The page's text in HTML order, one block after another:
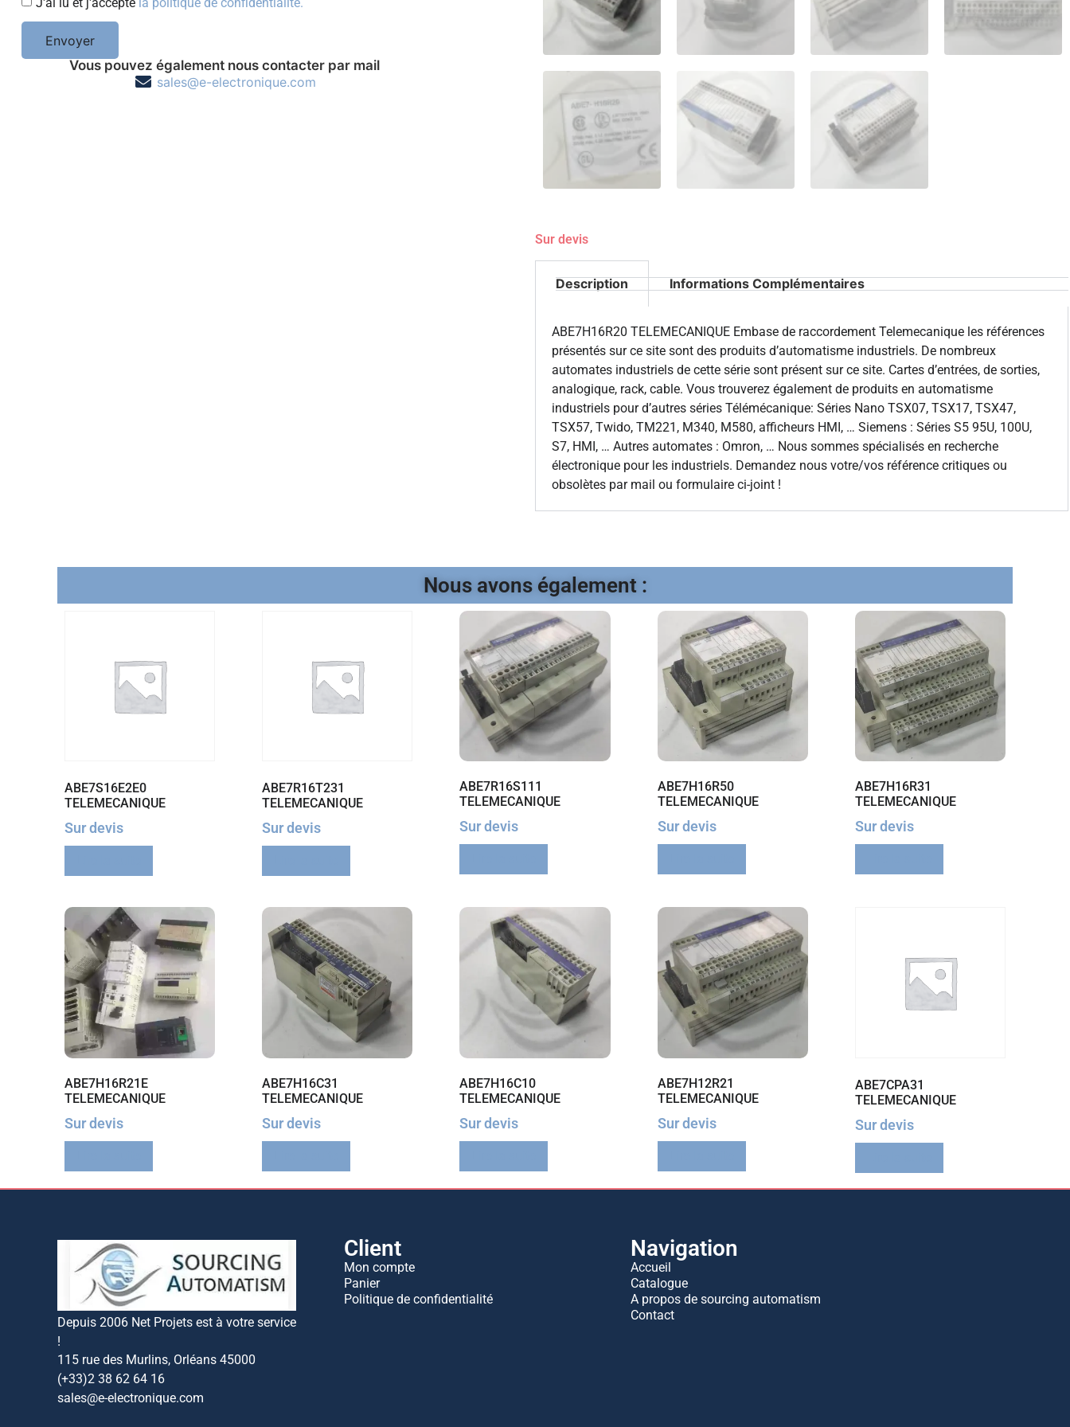
Envoyer
Vous pouvez également nous contacter par mail
sales@e-electronique.com
Sur devis
Description Informations Complémentaires
ABE7H16R20 TELEMECANIQUE Embase de raccordement Telemecanique les références
présentés sur ce site sont des produits d’automatisme industriels. De nombreux
automates industriels de cette série sont présent sur ce site. Cartes d’entrées, de sorties,
analogique, rack, cable. Vous trouverez également de produits en automatisme
industriels pour d’autres séries Télémécanique: Séries Nano TSX07, TSX17, TSX47,
TSX57, Twido, TM221, M340, M580, afficheurs HMI, … Siemens : Séries S5 95U, 100U,
S7, HMI, … Autres automates : Omron, … Nous sommes spécialisés en recherche
électronique pour les industriels. Demandez nous votre/vos référence critiques ou
obsolètes par mail ou formulaire ci-joint !
Nous avons également :
ABE7S16E2E0
TELEMECANIQUE
Sur devis
ABE7R16T231
TELEMECANIQUE
Sur devis
ABE7R16S111
TELEMECANIQUE
Sur devis
ABE7H16R50
TELEMECANIQUE
Sur devis
ABE7H16R31
TELEMECANIQUE
Sur devis
ABE7H16R21E
TELEMECANIQUE
Sur devis
ABE7H16C31
TELEMECANIQUE
Sur devis
ABE7H16C10
TELEMECANIQUE
Sur devis
ABE7H12R21
TELEMECANIQUE
Sur devis
ABE7CPA31
TELEMECANIQUE
Sur devis
Depuis 2006 Net Projets est à votre service
!
115 rue des Murlins, Orléans 45000
(+33)2 38 62 64 16
sales@e-electronique.com
Client
Mon compte
Panier
Politique de confidentialité
Navigation
Accueil
Catalogue
A propos de sourcing automatism
Contact